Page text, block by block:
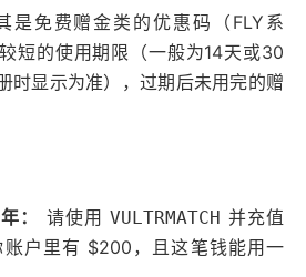
是免费赠金类的优惠码（FLY系
短的使用期限（一般为14天或30
时显示为准），过期后未用完的赠
： 请使用VULTRMATCH 并充值
账户里有 $200，且这笔钱能用一